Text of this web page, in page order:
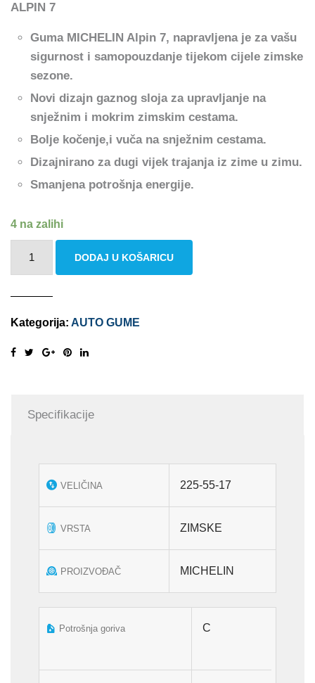
ALPIN 7
Guma MICHELIN Alpin 7, napravljena je za vašu
sigurnost i samopouzdanje tijekom cijele zimske
sezone.
Novi dizajn gaznog sloja za upravljanje na
snježnim i mokrim zimskim cestama.
Bolje kočenje,i vuča na snježnim cestama.
Dizajnirano za dugi vijek trajanja iz zime u zimu.
Smanjena potrošnja energije.
4 na zalihi
R17
DODAJ U KOŠARICU
Kategorija: AUTO GUME
Specifikacije
VELIČINA 225-55-17
VRSTA ZIMSKE
PROIZVOĐAČ MICHELIN
Potrošnja goriva C